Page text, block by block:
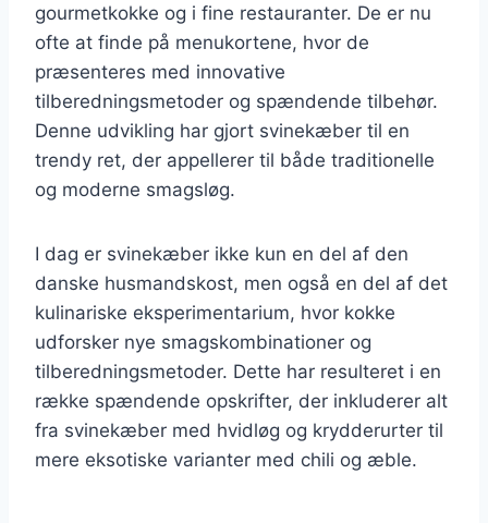
gourmetkokke og i fine restauranter. De er nu
ofte at finde på menukortene, hvor de
præsenteres med innovative
tilberedningsmetoder og spændende tilbehør.
Denne udvikling har gjort svinekæber til en
trendy ret, der appellerer til både traditionelle
og moderne smagsløg.
I dag er svinekæber ikke kun en del af den
danske husmandskost, men også en del af det
kulinariske eksperimentarium, hvor kokke
udforsker nye smagskombinationer og
tilberedningsmetoder. Dette har resulteret i en
række spændende opskrifter, der inkluderer alt
fra svinekæber med hvidløg og krydderurter til
mere eksotiske varianter med chili og æble.